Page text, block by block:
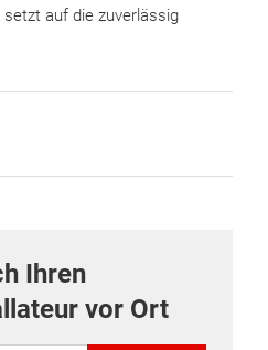
setzt auf die zuverlässig
Ihren
vor Ort